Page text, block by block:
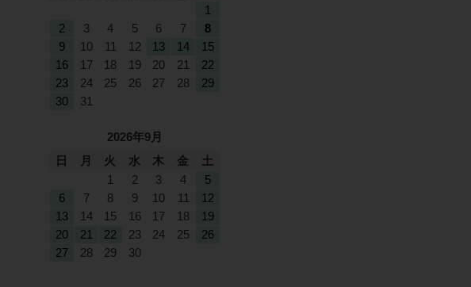
1
2
3 4 5 6 7
8
9
10 11 12 13 14
15
16
17 18 19 20 21
22
23
24 25 26 27 28
29
30
31
2026年9月
日
月 火 水 木 金
土
1
2 3 4
5
6
7 8 9 10 11
12
13
14 15 16 17 18
19
20
21 22 23 24 25
26
27
28 29 30